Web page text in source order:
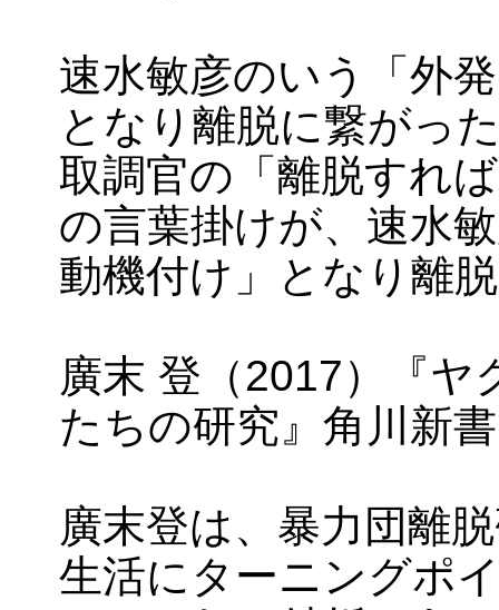
速水敏彦のいう「外
となり離脱に繋がっ
取調官の「離脱すれ
の言葉掛けが、速水
動機付け」となり離
廣末 登（2017）『ヤ
たちの研究』角川新書
廣末登は、暴力団離
生活にターニングポ